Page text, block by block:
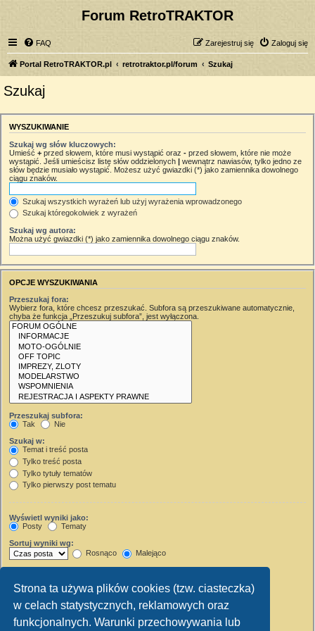
Strona ta używa plików cookies (tzw. ciasteczka)
w celach statystycznych, reklamowych oraz
funkcjonalnych. Warunki przechowywania lub
Forum RetroTRAKTOR
FAQ Zaloguj się
Zarejestruj się
Portal RetroTRAKTOR.pl retrotraktor.pl/forum Szukaj
Szukaj
WYSZUKIWANIE
Szukaj wg słów kluczowych:
Umieść + przed słowem, które musi wystąpić oraz - przed słowem, które nie może
wystąpić. Jeśli umieścisz listę słów oddzielonych | wewnątrz nawiasów, tylko jedno ze
słów będzie musiało wystąpić. Możesz użyć gwiazdki (*) jako zamiennika dowolnego
ciągu znaków.
Szukaj wszystkich wyrażeń lub użyj wyrażenia wprowadzonego
Szukaj któregokolwiek z wyrażeń
Szukaj wg autora:
Można użyć gwiazdki (*) jako zamiennika dowolnego ciągu znaków.
OPCJE WYSZUKIWANIA
Przeszukaj fora:
Wybierz fora, które chcesz przeszukać. Subfora są przeszukiwane automatycznie,
chyba że funkcja „Przeszukuj subfora”, jest wyłączona.
Przeszukaj subfora:
Tak
Nie
Szukaj w:
Temat i treść posta
Tylko treść posta
Tylko tytuły tematów
Tylko pierwszy post tematu
Wyświetl wyniki jako:
Posty
Tematy
Sortuj wyniki wg:
Rosnąco
Malejąco
Wyświetl pierwsze:
Ustaw 0, aby wyświetlić cały post.
znaków w poście